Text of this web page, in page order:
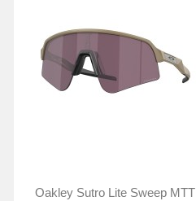
Snel bekijken
Oakley Sutro Lite Sweep MTT